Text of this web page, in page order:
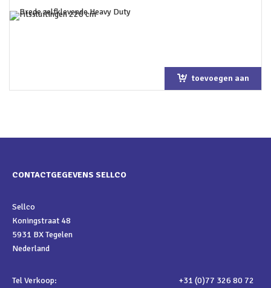
toevoegen aan
CONTACTGEGEVENS SELLCO
Sellco
Koningstraat 48
5931 BX Tegelen
Nederland
Tel Verkoop:
+31 (0)77 326 80 72